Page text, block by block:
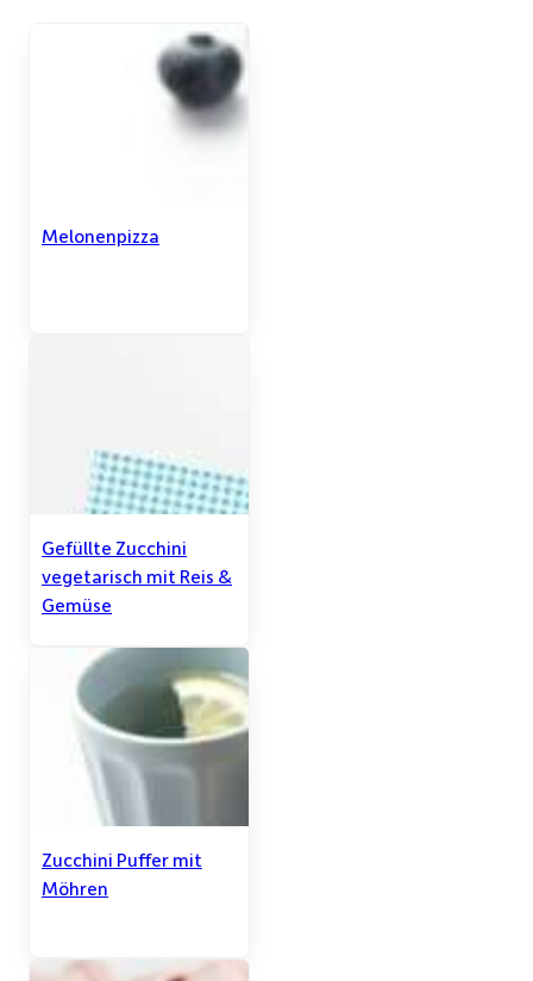
Melonenpizza
Gefüllte Zucchini
vegetarisch mit Reis &
Gemüse
Zucchini Puffer mit
Möhren